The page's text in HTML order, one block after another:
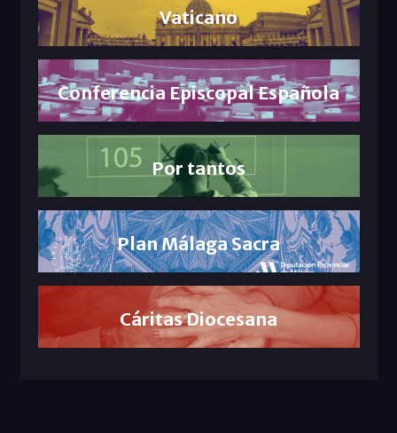
Vaticano
Conferencia Episcopal Española
Por tantos
Plan Málaga Sacra
Cáritas Diocesana